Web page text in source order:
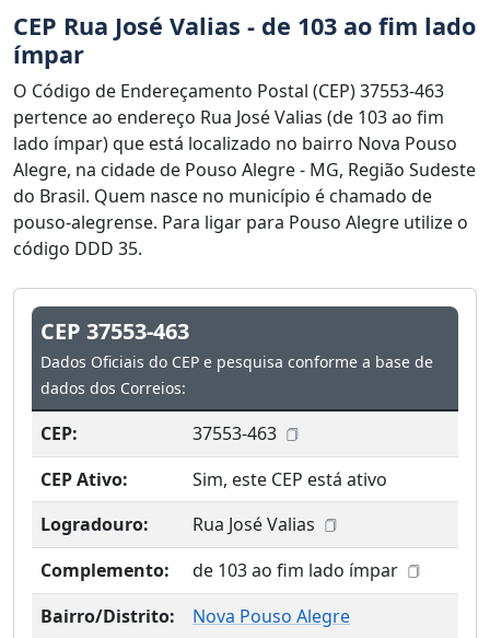
CEP Rua José Valias - de 103 ao fim lado
ímpar
O Código de Endereçamento Postal (CEP) 37553-463
pertence ao endereço Rua José Valias (de 103 ao fim
lado ímpar) que está localizado no bairro Nova Pouso
Alegre, na cidade de Pouso Alegre - MG, Região Sudeste
do Brasil. Quem nasce no município é chamado de
pouso-alegrense. Para ligar para Pouso Alegre utilize o
código DDD 35.
CEP 37553-463
Dados Oficiais do CEP e pesquisa conforme a base de
dados dos Correios:
CEP:
37553-463
CEP Ativo:
Sim, este CEP está ativo
Logradouro:
Rua José Valias
Complemento:
de 103 ao fim lado ímpar
Bairro/Distrito:
Nova Pouso Alegre